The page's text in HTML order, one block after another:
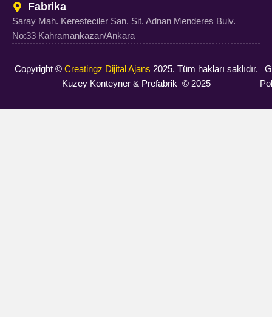
Fabrika
Saray Mah. Keresteciler San. Sit. Adnan Menderes Bulv.
No:33 Kahramankazan/Ankara
Copyright © Creatingz Dijital Ajans 2025. Tüm hakları saklıdır.
Kuzey Konteyner & Prefabrik © 2025